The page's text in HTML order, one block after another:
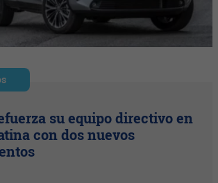
su equipo directivo en
con dos nuevos